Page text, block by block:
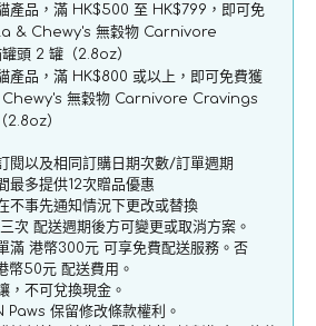
產品，滿 HK$500 至 HK$799，即可免
& Chewy's 無穀物 Carnivore
頭 2 罐（2.8oz）
產品，滿 HK$800 或以上，即可免費獲
無穀物 Carnivore Cravings
2.8oz）
閱以及相同訂購日期次數/訂單週期
最多提供12次贈品優惠
不事先通知情況下更改或替換
次 配送週期後方可變更或取消方案。
滿 港幣300元 可享免費配送服務。否
幣50元 配送費用。
，不可兌換現金。
保留修改條款權利。